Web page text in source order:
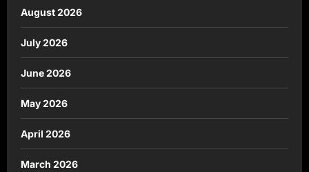
August 2026
July 2026
June 2026
May 2026
April 2026
March 2026